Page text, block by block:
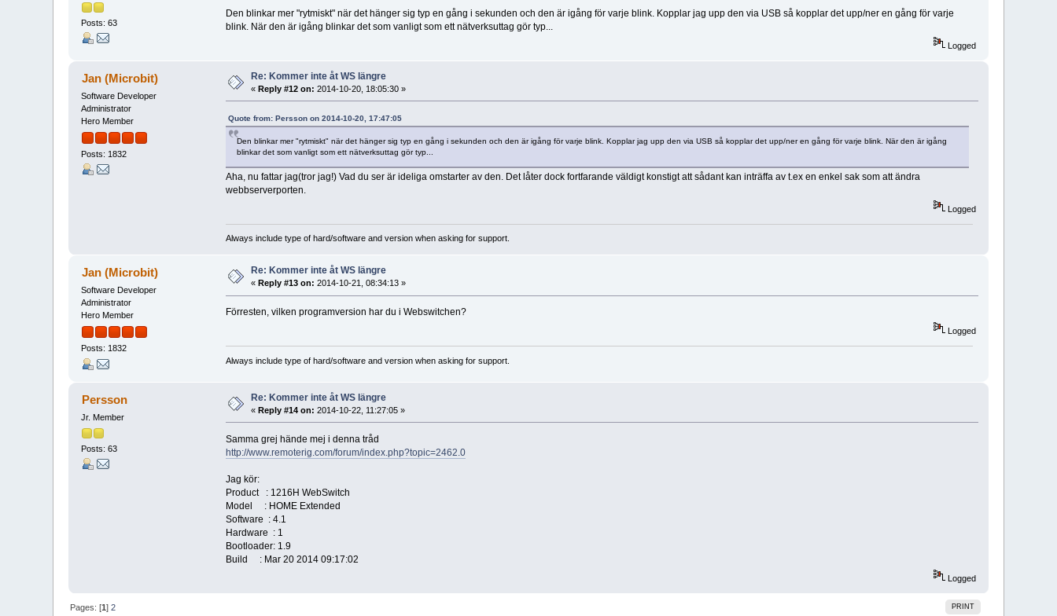
Posts: 63
Den blinkar mer "rytmiskt" när det hänger sig typ en gång i sekunden och den är igång för varje blink. Kopplar jag upp den via USB så kopplar det upp/ner en gång för varje
blink. När den är igång blinkar det som vanligt som ett nätverksuttag gör typ...
Logged
Jan (Microbit)
Software Developer
Administrator
Hero Member
Posts: 1832
Re: Kommer inte åt WS längre
«Reply #12 on: 2014-10-20, 18:05:30 »
Quote from: Persson on 2014-10-20, 17:47:05
Den blinkar mer "rytmiskt" när det hänger sig typ en gång i sekunden och den är igång för varje blink. Kopplar jag upp den via USB så kopplar det upp/ner en gång för varje blink. När den är igång
blinkar det som vanligt som ett nätverksuttag gör typ...
Aha, nu fattar jag(tror jag!) Vad du ser är ideliga omstarter av den. Det låter dock fortfarande väldigt konstigt att sådant kan inträffa av t.ex en enkel sak som att ändra
webbserverporten.
Logged
Always include type of hard/software and version when asking for support.
Jan (Microbit)
Software Developer
Administrator
Hero Member
Posts: 1832
Re: Kommer inte åt WS längre
«Reply #13 on: 2014-10-21, 08:34:13 »
Förresten, vilken programversion har du i Webswitchen?
Logged
Always include type of hard/software and version when asking for support.
Persson
Jr. Member
Posts: 63
Re: Kommer inte åt WS längre
«Reply #14 on: 2014-10-22, 11:27:05 »
Samma grej hände mej i denna tråd
http://www.remoterig.com/forum/index.php?topic=2462.0
Jag kör:
Product : 1216H WebSwitch
Model : HOME Extended
Software : 4.1
Hardware : 1
Bootloader: 1.9
Build : Mar 20 2014 09:17:02
Logged
PRINT
Pages: [1]2